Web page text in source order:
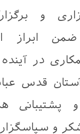
و
ضمن ابراز
در آینده
آستان قدس
پشتیبانی
و